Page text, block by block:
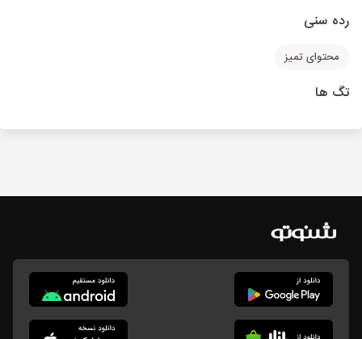
رده سنی
محتوای تمیز
تگ ها